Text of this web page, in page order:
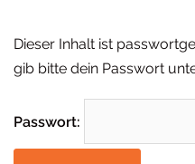
Dieser Inhalt ist
gib bitte dein Passwort
Passwort: